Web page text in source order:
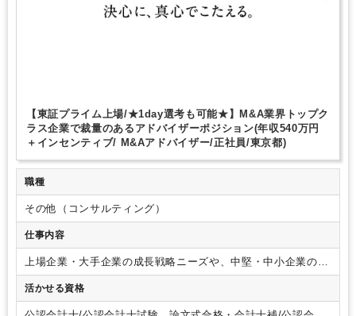
【東証プライム上場/★1day選考も可能★】M&A業界トップク
ラス企業で裁量のあるアドバイザーポジション(年収540万円
＋インセンティブ/ M&Aアドバイザー/正社員/東京都)
職種
その他（コンサルティング）
仕事内容
上場企業・大手企業の成長戦略ニーズや、中堅・中小企業の潜
在的な事業承継ニーズに対し、アウトバウンド営業を通じて譲
渡検討企業のソーシングを行っております。
活かせる資格